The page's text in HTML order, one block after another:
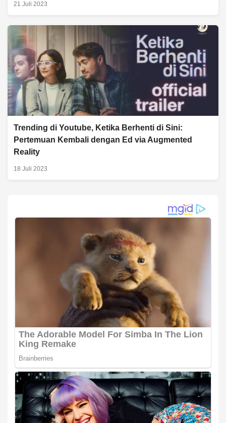
21 Juli 2023
Trending di Youtube, Ketika Berhenti di Sini:
Pertemuan Kembali dengan Ed via Augmented
Reality
18 Juli 2023